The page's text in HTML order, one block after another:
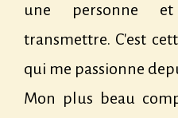
une personne
transmettre. C'est
qui me passionne
Mon plus beau